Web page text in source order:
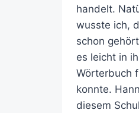
handelt.
wusste ich,
schon
es leicht in
Wörterbuch
konnte.
diesem